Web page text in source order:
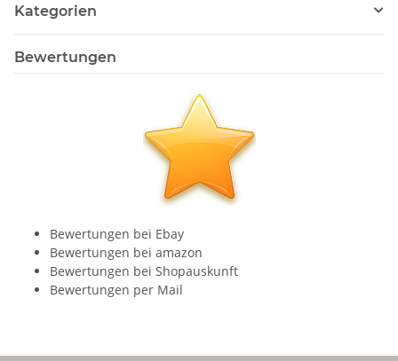
Kategorien
Bewertungen
Bewertungen bei Ebay
Bewertungen bei amazon
Bewertungen bei Shopauskunft
Bewertungen per Mail